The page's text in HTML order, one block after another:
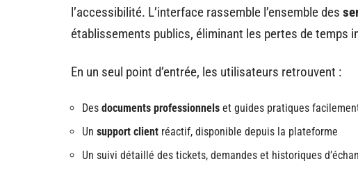
l’accessibilité. L’interface rassemble l’ensemble des
établissements publics, éliminant les pertes de temps
En un seul point d’entrée, les utilisateurs retrouvent :
Des documents professionnels et guides pratiques
Un support client réactif, disponible depuis la plateforme
Un suivi détaillé des tickets, demandes et historiques